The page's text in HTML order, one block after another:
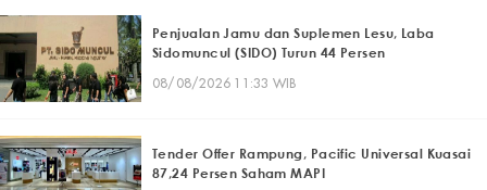
Penjualan Jamu dan Suplemen Lesu, Laba
Sidomuncul (SIDO) Turun 44 Persen
08/08/2026 11:33 WIB
Tender Offer Rampung, Pacific Universal Kuasai
87,24 Persen Saham MAPI